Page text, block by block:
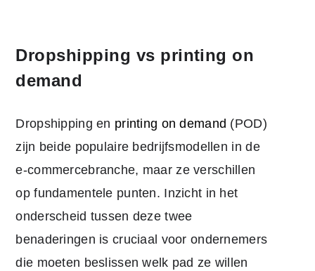
Dropshipping vs printing on
demand
Dropshipping en printing on demand (POD)
zijn beide populaire bedrijfsmodellen in de
e-commercebranche, maar ze verschillen
op fundamentele punten. Inzicht in het
onderscheid tussen deze twee
benaderingen is cruciaal voor ondernemers
die moeten beslissen welk pad ze willen